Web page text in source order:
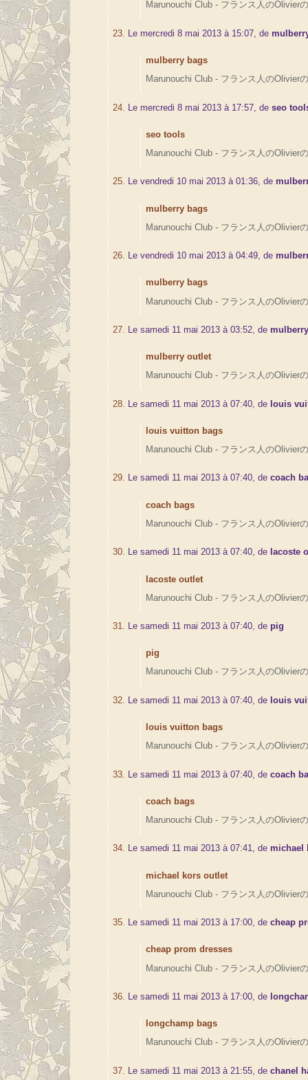
Marunouchi Club - フランス人のOlivier
23. Le mercredi 8 mai 2013 à 15:07, de
mulberry bags
Marunouchi Club - フランス人のOlivier
24. Le mercredi 8 mai 2013 à 17:57, deseo
seo tools
Marunouchi Club - フランス人のOlivier
25. Le vendredi 10 mai 2013 à 01:36, de
mulberry bags
Marunouchi Club - フランス人のOlivier
26. Le vendredi 10 mai 2013 à 04:49, de
mulberry bags
Marunouchi Club - フランス人のOlivier
27. Le samedi 11 mai 2013 à 03:52, de
mulberry outlet
Marunouchi Club - フランス人のOlivier
28. Le samedi 11 mai 2013 à 07:40, de louis
louis vuitton bags
Marunouchi Club - フランス人のOlivier
29. Le samedi 11 mai 2013 à 07:40, decoach
coach bags
Marunouchi Club - フランス人のOlivier
30. Le samedi 11 mai 2013 à 07:40, de lacoste
lacoste outlet
Marunouchi Club - フランス人のOlivier
31. Le samedi 11 mai 2013 à 07:40, depig
pig
Marunouchi Club - フランス人のOlivier
32. Le samedi 11 mai 2013 à 07:40, de louis
louis vuitton bags
Marunouchi Club - フランス人のOlivier
33. Le samedi 11 mai 2013 à 07:40, decoach
coach bags
Marunouchi Club - フランス人のOlivier
34. Le samedi 11 mai 2013 à 07:41, demichael
michael kors outlet
Marunouchi Club - フランス人のOlivier
35. Le samedi 11 mai 2013 à 17:00, decheap
cheap prom dresses
Marunouchi Club - フランス人のOlivier
36. Le samedi 11 mai 2013 à 17:00, de
longchamp bags
Marunouchi Club - フランス人のOlivier
37. Le samedi 11 mai 2013 à 21:55, dechanel